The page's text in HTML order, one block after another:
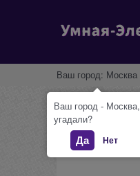
Ваш город: Москва
Главная
Ваш город - Москва,
угадали?
Да Нет